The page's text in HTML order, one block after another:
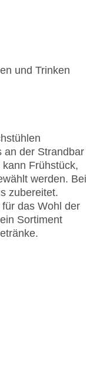
Liegen
Diners Club,
an der Strandbar
Frühstück,
werden. Bei
zubereitet.
das Wohl der
Sortiment